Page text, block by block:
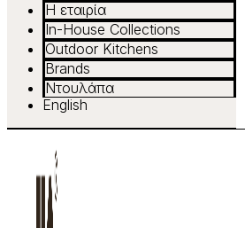
Η εταιρία
In-House Collections
Outdoor Kitchens
Brands
Ντουλάπα
English